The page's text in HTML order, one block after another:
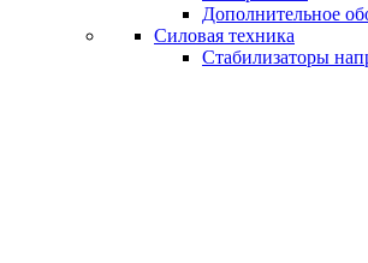
Дополнительное
Силовая техника
Стабилизаторы